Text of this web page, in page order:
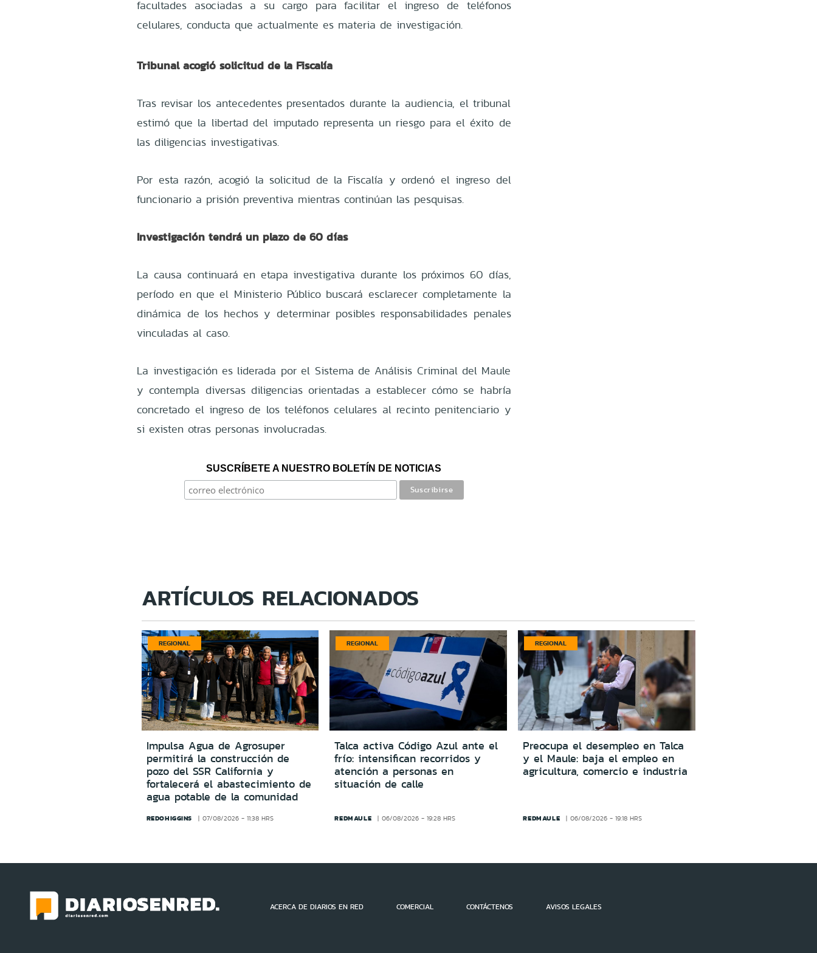
facultades asociadas a su cargo para facilitar el ingreso de teléfonos
celulares, conducta que actualmente es materia de investigación.
Tribunal acogió solicitud de la Fiscalía
Tras revisar los antecedentes presentados durante la audiencia, el tribunal
estimó que la libertad del imputado representa un riesgo para el éxito de
las diligencias investigativas.
Por esta razón, acogió la solicitud de la Fiscalía y ordenó el ingreso del
funcionario a prisión preventiva mientras continúan las pesquisas.
Investigación tendrá un plazo de 60 días
La causa continuará en etapa investigativa durante los próximos 60 días,
período en que el Ministerio Público buscará esclarecer completamente la
dinámica de los hechos y determinar posibles responsabilidades penales
vinculadas al caso.
La investigación es liderada por el Sistema de Análisis Criminal del Maule
y contempla diversas diligencias orientadas a establecer cómo se habría
concretado el ingreso de los teléfonos celulares al recinto penitenciario y
si existen otras personas involucradas.
SUSCRÍBETE A NUESTRO BOLETÍN DE NOTICIAS
ARTÍCULOS RELACIONADOS
REGIONAL
Impulsa Agua de Agrosuper
permitirá la construcción de
pozo del SSR California y
fortalecerá el abastecimiento de
agua potable de la comunidad
REDOHIGGINS 07/08/2026 - 11:38 HRS
REGIONAL
Talca activa Código Azul ante el
frío: intensifican recorridos y
atención a personas en
situación de calle
REDMAULE 06/08/2026 - 19:28 HRS
REGIONAL
Preocupa el desempleo en Talca
y el Maule: baja el empleo en
agricultura, comercio e industria
REDMAULE 06/08/2026 - 19:18 HRS
ACERCA DE DIARIOS EN RED COMERCIAL CONTÁCTENOS AVISOS LEGALES